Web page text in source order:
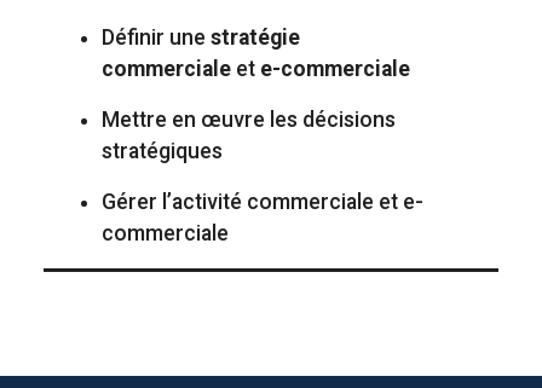
Définir une stratégie
commerciale et e-commerciale
Mettre en œuvre les décisions
stratégiques
Gérer l’activité commerciale et e-
commerciale